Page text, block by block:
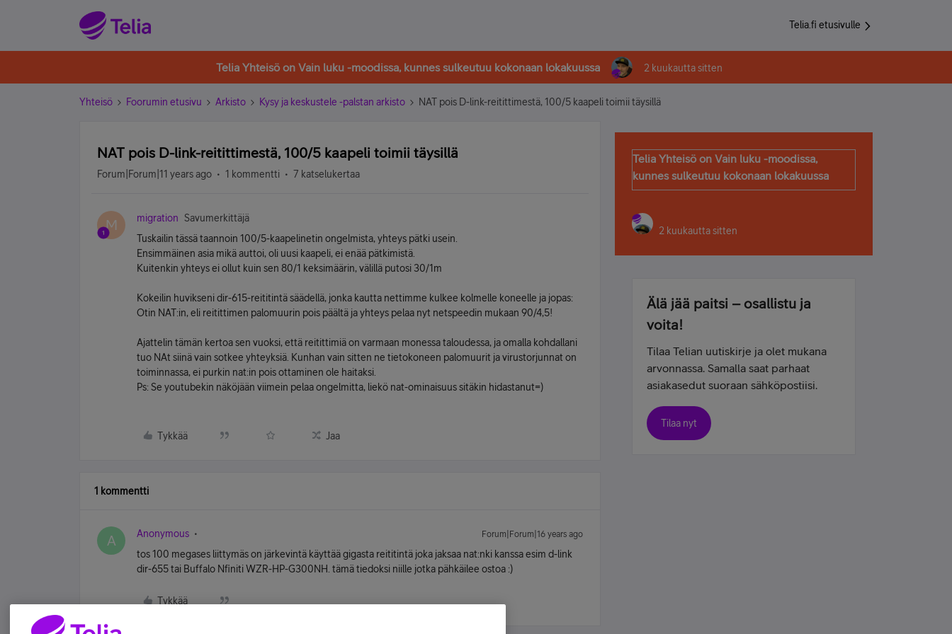
Telia.fi etusivulle
Telia Yhteisö on Vain luku -moodissa, kunnes sulkeutuu kokonaan lokakuussa 2 kuukautta sitten
Yhteisö Foorumin etusivu Arkisto Kysy ja keskustele -palstan arkisto NAT pois D-link-reitittimestä, 100/5 kaapeli toimii täysillä
NAT pois D-link-reitittimestä, 100/5 kaapeli toimii täysillä
Forum|Forum|11 years ago 1 kommentti 7 katselukertaa
M migration
Savumerkittäjä
Tuskailin tässä taannoin 100/5-kaapelinetin ongelmista, yhteys pätki usein.
Ensimmäinen asia mikä auttoi, oli uusi kaapeli, ei enää pätkimistä.
Kuitenkin yhteys ei ollut kuin sen 80/1 keksimäärin, välillä putosi 30/1m
Kokeilin huvikseni dir-615-reititintä säädellä, jonka kautta nettimme kulkee kolmelle koneelle ja jopas:
Otin NAT:in, eli reitittimen palomuurin pois päältä ja yhteys pelaa nyt netspeedin mukaan 90/4,5!
Ajattelin tämän kertoa sen vuoksi, että reitittimiä on varmaan monessa taloudessa, ja omalla kohdallani
tuo NAt siinä vain sotkee yhteyksiä. Kunhan vain sitten ne tietokoneen palomuurit ja virustorjunnat on
toiminnassa, ei purkin nat:in pois ottaminen ole haitaksi.
Ps: Se youtubekin näköjään viimein pelaa ongelmitta, liekö nat-ominaisuus sitäkin hidastanut=)
Tykkää Jaa
1 kommentti
A Anonymous Forum|Forum|16 years ago
tos 100 megases liittymäs on järkevintä käyttää gigasta reititintä joka jaksaa nat:nki kanssa esim d-link
dir-655 tai Buffalo Nfiniti WZR-HP-G300NH. tämä tiedoksi niille jotka pähkäilee ostoa :)
Tykkää
Telia Yhteisö on Vain luku -moodissa,
kunnes sulkeutuu kokonaan lokakuussa
2 kuukautta sitten
Älä jää paitsi – osallistu ja
voita!
Tilaa Telian uutiskirje ja olet mukana
arvonnassa. Samalla saat parhaat
asiakasedut suoraan sähköpostiisi.
Tilaa nyt